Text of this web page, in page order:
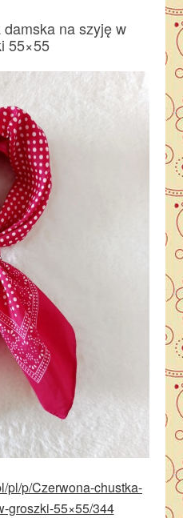
na szyję w
55×55
pl/p/Czerwona-chustka-
groszki-55×55/344